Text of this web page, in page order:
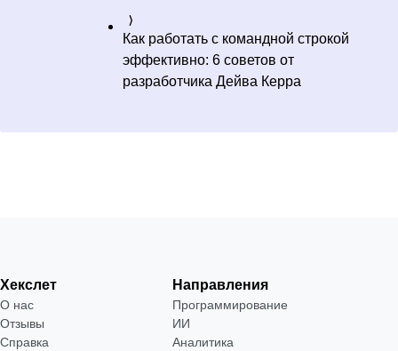
Как работать с командной строкой
эффективно: 6 советов от
разработчика Дейва Керра
Хекслет
О нас
Отзывы
Справка
Направления
Программирование
ИИ
Аналитика